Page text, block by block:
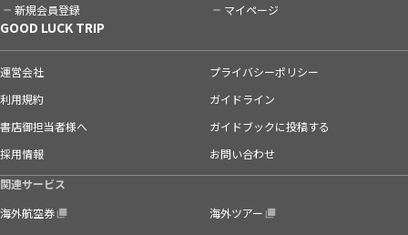
新規会員登録 マイページ
GOOD LUCK TRIP
運営会社
プライバシーポリシー
利用規約
ガイドライン
書店御担当者様へ
ガイドブックに投稿する
採用情報
お問い合わせ
関連サービス
海外航空券
海外ツアー